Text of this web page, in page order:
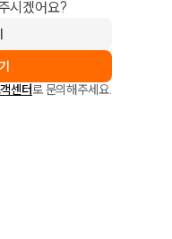
시겠어요?
센터로 문의해주세요.